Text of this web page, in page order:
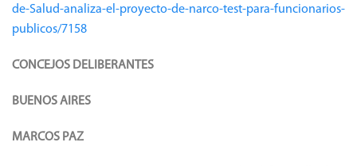
de-Salud-analiza-el-proyecto-de-narco-test-para-funcionarios-
publicos/7158
CONCEJOS DELIBERANTES
BUENOS AIRES
MARCOS PAZ